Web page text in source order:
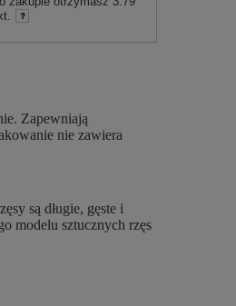
Zapewniają
nie zawiera
są długie, gęste i
modelu sztucznych rzęs